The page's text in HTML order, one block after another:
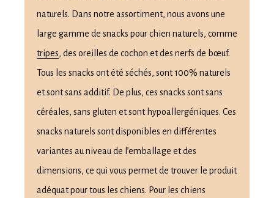
naturels. Dans notre assortiment, nous avons une
large gamme de snacks pour chien naturels, comme
tripes, des oreilles de cochon et des nerfs de bœuf.
Tous les snacks ont été séchés, sont 100% naturels
et sont sans additif. De plus, ces snacks sont sans
céréales, sans gluten et sont hypoallergéniques. Ces
snacks naturels sont disponibles en différentes
variantes au niveau de l’emballage et des
dimensions, ce qui vous permet de trouver le produit
adéquat pour tous les chiens. Pour les chiens